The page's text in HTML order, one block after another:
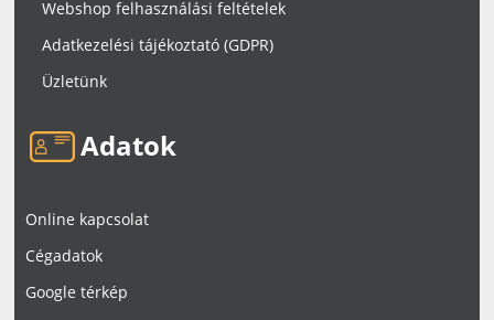
Webshop felhasználási feltételek
Adatkezelési tájékoztató (GDPR)
Üzletünk
Adatok
Online kapcsolat
Cégadatok
Google térkép